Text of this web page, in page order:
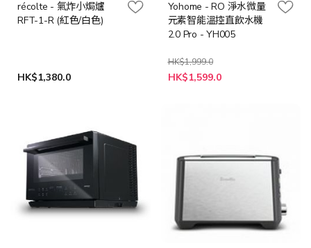
récolte - 氣炸小焗爐
RFT-1-R (紅色/白色)
HK$1,380.0
Yohome - RO 淨水微量
元素智能溫控直飲水機
2.0 Pro - YH005
HK$1,999.0
特
殊
HK$1,599.0